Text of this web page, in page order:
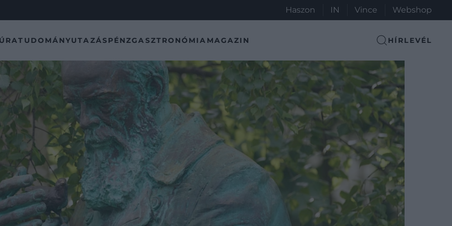
Haszon IN Vince Webshop
TUDOMÁNYUTAZÁSPÉNZGASZTRONÓMIA MAGAZIN HÍRLEVÉL